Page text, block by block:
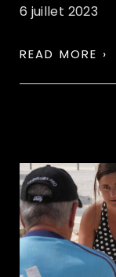
6 juillet 2023
READ MORE ›